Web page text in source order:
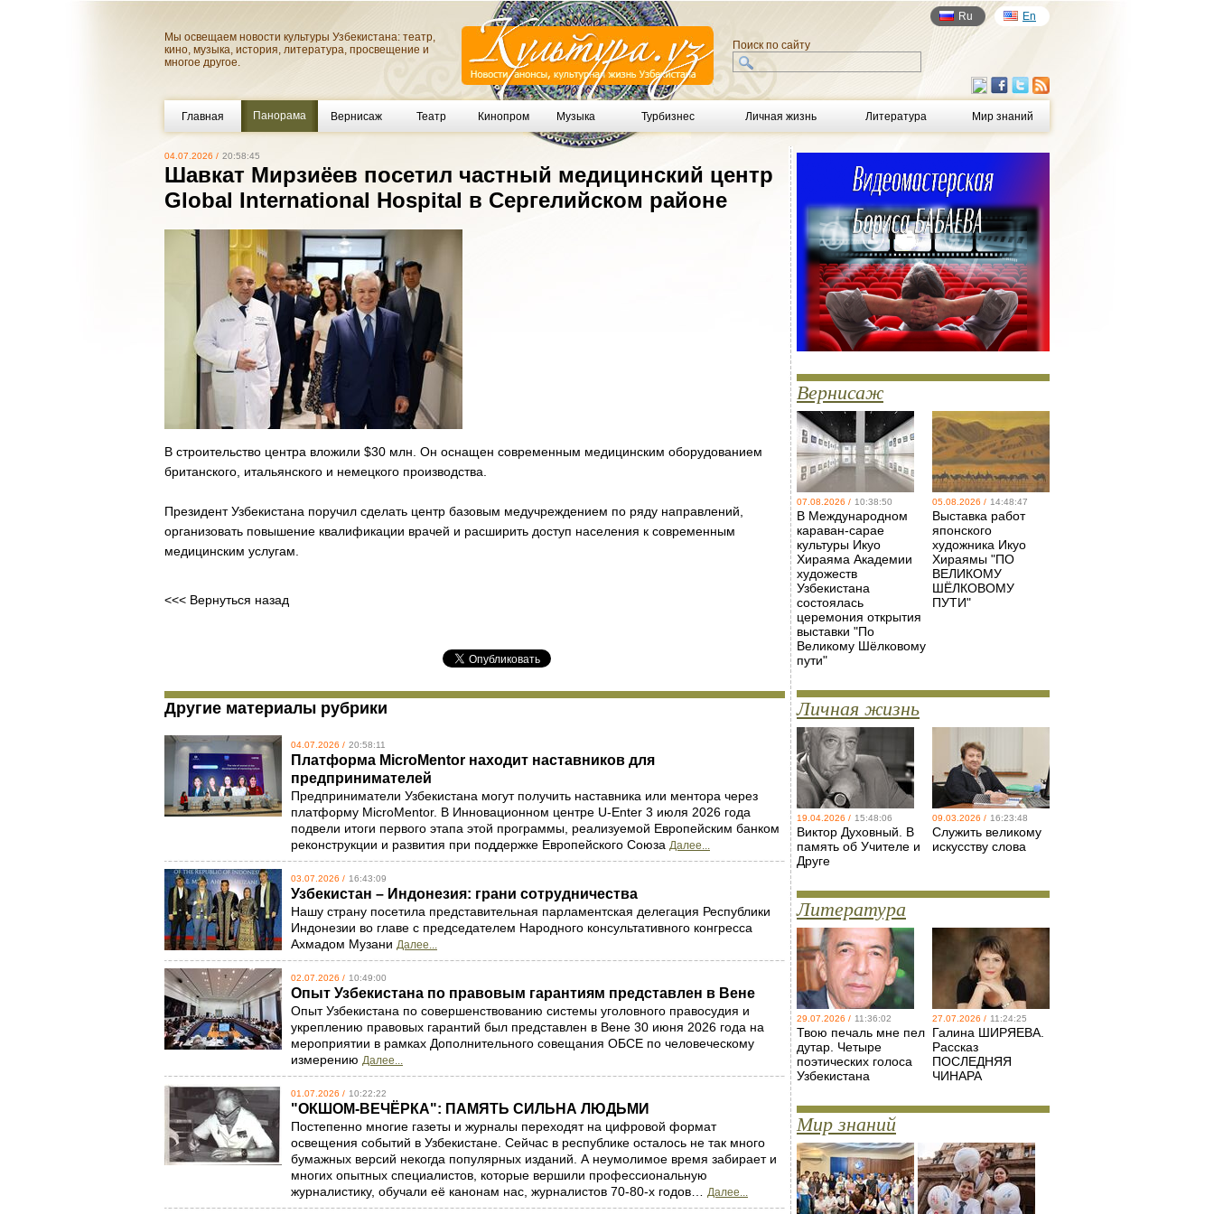
Мы освещаем новости культуры Узбекистана: театр,
кино, музыка, история, литература, просвещение и
многое другое.
Ru En
Поиск по сайту
Главная Панорама Вернисаж Театр Кинопром Музыка Турбизнес Личная жизнь Литература Мир знаний
04.07.2026 / 20:58:45
Шавкат Мирзиёев посетил частный медицинский центр
Global International Hospital в Сергелийском районе
В строительство центра вложили $30 млн. Он оснащен современным медицинским оборудованием
британского, итальянского и немецкого производства.
Президент Узбекистана поручил сделать центр базовым медучреждением по ряду направлений,
организовать повышение квалификации врачей и расширить доступ населения к современным
медицинским услугам.
<<< Вернуться назад
Другие материалы рубрики
04.07.2026 / 20:58:11
Платформа MicroMentor находит наставников для
предпринимателей
Предприниматели Узбекистана могут получить наставника или ментора через
платформу MicroMentor. В Инновационном центре U-Enter 3 июля 2026 года
подвели итоги первого этапа этой программы, реализуемой Европейским банком
реконструкции и развития при поддержке Европейского Союза Далее...
03.07.2026 / 16:43:09
Узбекистан – Индонезия: грани сотрудничества
Нашу страну посетила представительная парламентская делегация Республики
Индонезии во главе с председателем Народного консультативного конгресса
Ахмадом Музани Далее...
02.07.2026 / 10:49:00
Опыт Узбекистана по правовым гарантиям представлен в Вене
Опыт Узбекистана по совершенствованию системы уголовного правосудия и
укреплению правовых гарантий был представлен в Вене 30 июня 2026 года на
мероприятии в рамках Дополнительного совещания ОБСЕ по человеческому
измерению Далее...
01.07.2026 / 10:22:22
"ОКШОМ-ВЕЧЁРКА": ПАМЯТЬ СИЛЬНА ЛЮДЬМИ
Постепенно многие газеты и журналы переходят на цифровой формат
освещения событий в Узбекистане. Cейчас в республике осталось не так много
бумажных версий некогда популярных изданий. А неумолимое время забирает и
многих опытных специалистов, которые вершили профессиональную
журналистику, обучали её канонам нас, журналистов 70-80-х годов… Далее...
Вернисаж
07.08.2026 / 10:38:50
В Международном
караван-сарае
культуры Икуо
Хираяма Академии
художеств
Узбекистана
состоялась
церемония открытия
выставки "По
Великому Шёлковому
пути"
05.08.2026 / 14:48:47
Выставка работ
японского
художника Икуо
Хираямы "ПО
ВЕЛИКОМУ
ШЁЛКОВОМУ
ПУТИ"
Личная жизнь
19.04.2026 / 15:48:06
Виктор Духовный. В
память об Учителе и
Друге
09.03.2026 / 16:23:48
Служить великому
искусству слова
Литература
29.07.2026 / 11:36:02
Твою печаль мне пел
дутар. Четыре
поэтических голоса
Узбекистана
27.07.2026 / 11:24:25
Галина ШИРЯЕВА.
Рассказ
ПОСЛЕДНЯЯ
ЧИНАРА
Мир знаний